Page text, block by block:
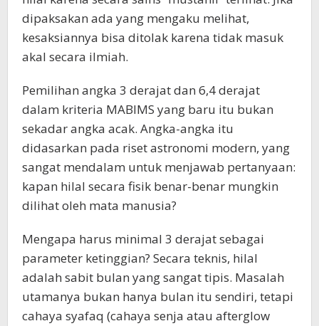
dipaksakan ada yang mengaku melihat,
kesaksiannya bisa ditolak karena tidak masuk
akal secara ilmiah.
Pemilihan angka 3 derajat dan 6,4 derajat
dalam kriteria MABIMS yang baru itu bukan
sekadar angka acak. Angka-angka itu
didasarkan pada riset astronomi modern, yang
sangat mendalam untuk menjawab pertanyaan:
kapan hilal secara fisik benar-benar mungkin
dilihat oleh mata manusia?
Mengapa harus minimal 3 derajat sebagai
parameter ketinggian? Secara teknis, hilal
adalah sabit bulan yang sangat tipis. Masalah
utamanya bukan hanya bulan itu sendiri, tetapi
cahaya syafaq (cahaya senja atau afterglow